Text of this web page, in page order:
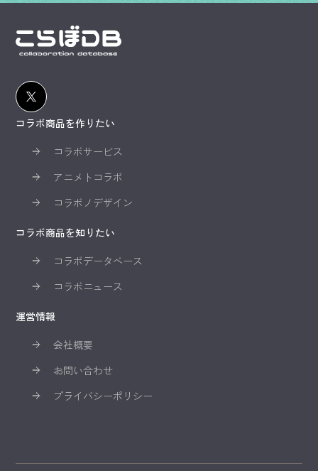
コラボ商品を作りたい
コラボサービス
アニメトコラボ
コラボノデザイン
コラボ商品を知りたい
コラボデータベース
コラボニュース
運営情報
会社概要
お問い合わせ
プライバシーポリシー